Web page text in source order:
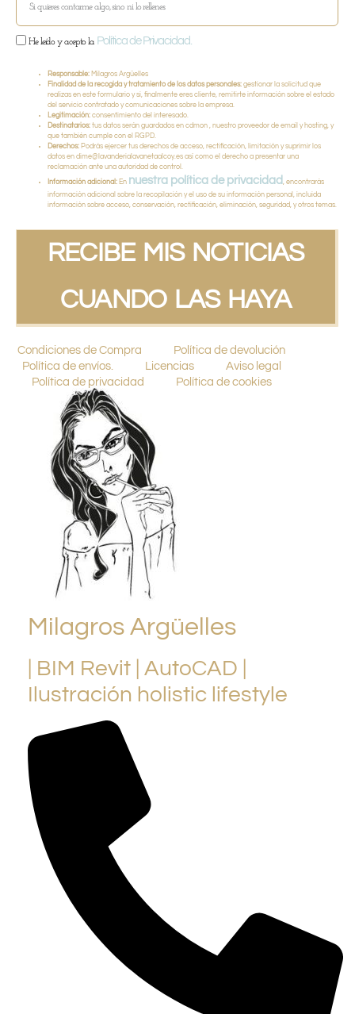
Milagros Argüelles
| BIM Revit | AutoCAD |
Ilustración holistic lifestyle
He leído y acepto la Política de Privacidad.
Responsable: Milagros Argüelles
Finalidad de la recogida y tratamiento de los datos personales: gestionar la solicitud que
realizas en este formulario y si, finalmente eres cliente, remitirte información sobre el estado
del servicio contratado y comunicaciones sobre la empresa.
Legitimación: consentimiento del interesado.
Destinatarios: tus datos serán guardados en cdmon , nuestro proveedor de email y hosting, y
que también cumple con el RGPD.
Derechos: Podrás ejercer tus derechos de acceso, rectificación, limitación y suprimir los
datos en dime@lavanderialavanetaalcoy.es así como el derecho a presentar una
reclamación ante una autoridad de control.
Información adicional: En nuestra política de privacidad , encontrarás
información adicional sobre la recopilación y el uso de su información personal, incluida
información sobre acceso, conservación, rectificación, eliminación, seguridad, y otros temas.
RECIBE MIS NOTICIAS
CUANDO LAS HAYA
Condiciones de Compra
Política de devolución
Política de envíos.
Licencias
Aviso legal
Política de privacidad
Política de cookies